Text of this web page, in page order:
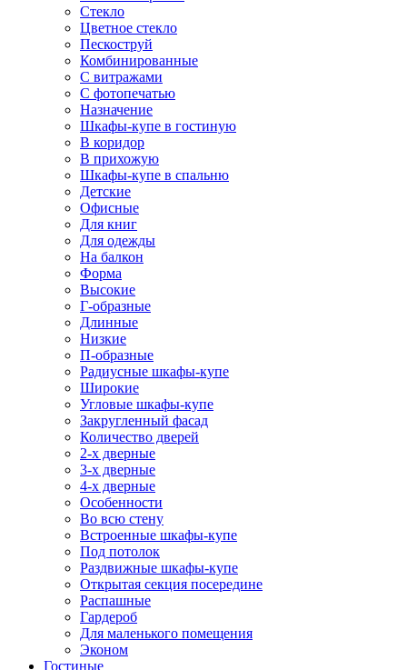
Стекло
Цветное стекло
Пескоструй
Комбинированные
С витражами
С фотопечатью
Назначение
Шкафы-купе в гостиную
В коридор
В прихожую
Шкафы-купе в спальню
Детские
Офисные
Для книг
Для одежды
На балкон
Форма
Высокие
Г-образные
Длинные
Низкие
П-образные
Радиусные шкафы-купе
Широкие
Угловые шкафы-купе
Закругленный фасад
Количество дверей
2-х дверные
3-х дверные
4-х дверные
Особенности
Во всю стену
Встроенные шкафы-купе
Под потолок
Раздвижные шкафы-купе
Открытая секция посередине
Распашные
Гардероб
Для маленького помещения
Эконом
Гостиные